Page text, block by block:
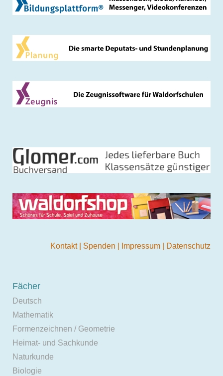
Kontakt Spenden Impressum Datenschutz
Fächer
Deutsch
Mathematik
Formenzeichnen / Geometrie
Heimat- und Sachkunde
Naturkunde
Biologie